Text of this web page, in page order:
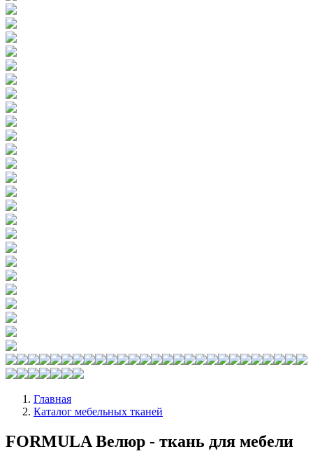
Главная
Каталог мебельных тканей
FORMULA Велюр - ткань для мебели